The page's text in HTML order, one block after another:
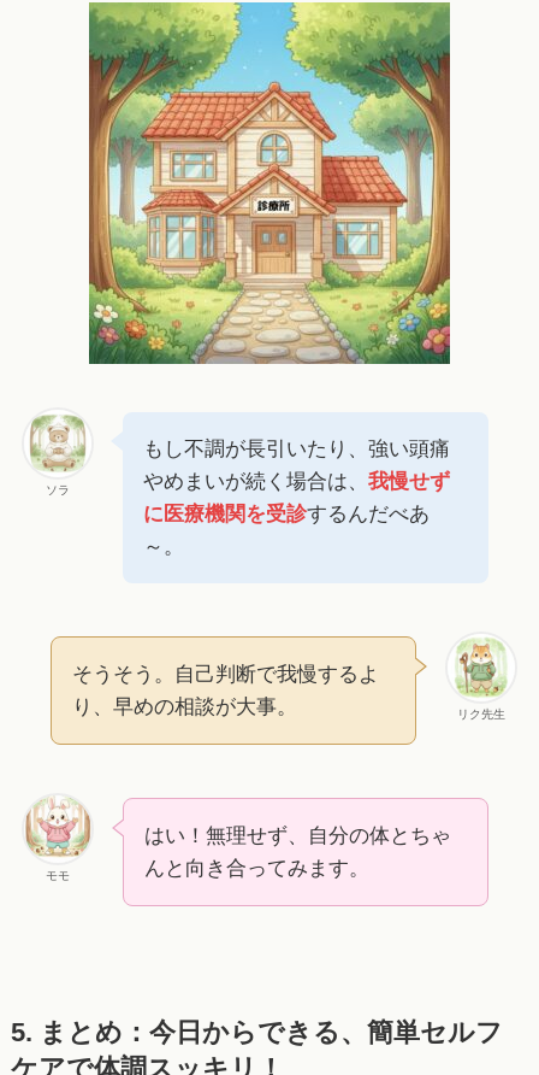
ソラ
もし不調が長引いたり、強い頭痛
やめまいが続く場合は、 我慢せず
に医療機関を受診するんだべあ
～。
リク先生
そうそう。自己判断で我慢するよ
り、早めの相談が大事。
モモ
はい！無理せず、自分の体とちゃ
んと向き合ってみます。
5. まとめ：今日からできる、簡単セルフ
ケアで体調スッキリ！